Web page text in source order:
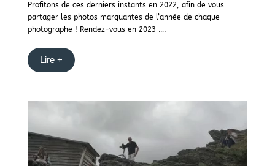
Profitons de ces derniers instants en 2022, afin de vous
partager les photos marquantes de l’année de chaque
photographe ! Rendez-vous en 2023 ….
Lire +